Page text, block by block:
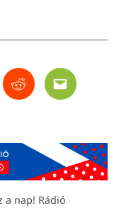
RedditEmail
a nap! Rádió